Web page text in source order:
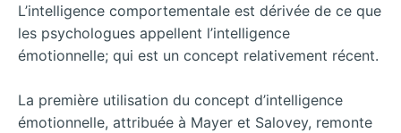
L’intelligence comportementale est dérivée de ce que
les psychologues appellent l’intelligence
émotionnelle; qui est un concept relativement récent.
La première utilisation du concept d’intelligence
émotionnelle, attribuée à Mayer et Salovey, remonte